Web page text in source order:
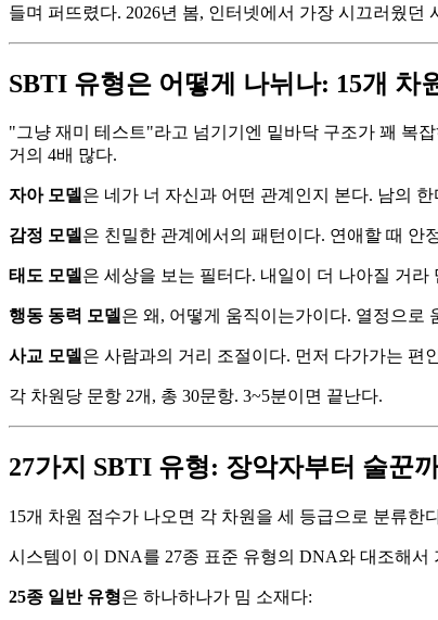
들며 퍼뜨렸다. 2026년 봄, 인터넷에서 가장 시끄러웠던
SBTI 유형은 어떻게 나뉘나: 15개 차
"그냥 재미 테스트"라고 넘기기엔 밑바닥 구조가 꽤 복
거의 4배 많다.
자아 모델은 네가 너 자신과 어떤 관계인지 본다. 남의
감정 모델은 친밀한 관계에서의 패턴이다. 연애할 때 안
태도 모델은 세상을 보는 필터다. 내일이 더 나아질 거
행동 동력 모델은 왜, 어떻게 움직이는가이다. 열정으로
사교 모델은 사람과의 거리 조절이다. 먼저 다가가는 편
각 차원당 문항 2개, 총 30문항. 3~5분이면 끝난다.
27가지 SBTI 유형: 장악자부터 술꾼
15개 차원 점수가 나오면 각 차원을 세 등급으로 분류한
시스템이 이 DNA를 27종 표준 유형의 DNA와 대조해
25종 일반 유형은 하나하나가 밈 소재다: